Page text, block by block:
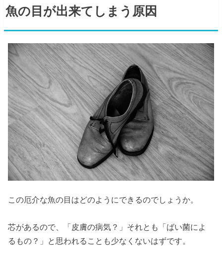
魚の目が出来てしまう原因
この厄介な魚の目はどのようにできるのでしょうか。
芯があるので、「皮膚の病気？」それとも「ばい菌によ
るもの？」と思われることも少なくないはずです。